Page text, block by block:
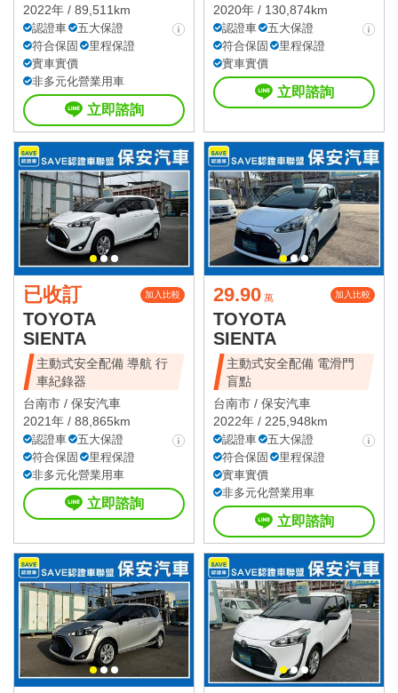
2022年 / 89,511km
認證車
五大保證
符合保固
里程保證
實車實價
非多元化營業用車
立即諮詢
2020年 / 130,874km
認證車
五大保證
符合保固
里程保證
實車實價
立即諮詢
已收訂 加入比較
TOYOTA
SIENTA
主動式安全配備 導航 行
車紀錄器
台南市 / 保安汽車
2021年 / 88,865km
認證車
五大保證
符合保固
里程保證
非多元化營業用車
立即諮詢
29.90 萬 加入比較
TOYOTA
SIENTA
主動式安全配備 電滑門
盲點
台南市 / 保安汽車
2022年 / 225,948km
認證車
五大保證
符合保固
里程保證
實車實價
非多元化營業用車
立即諮詢